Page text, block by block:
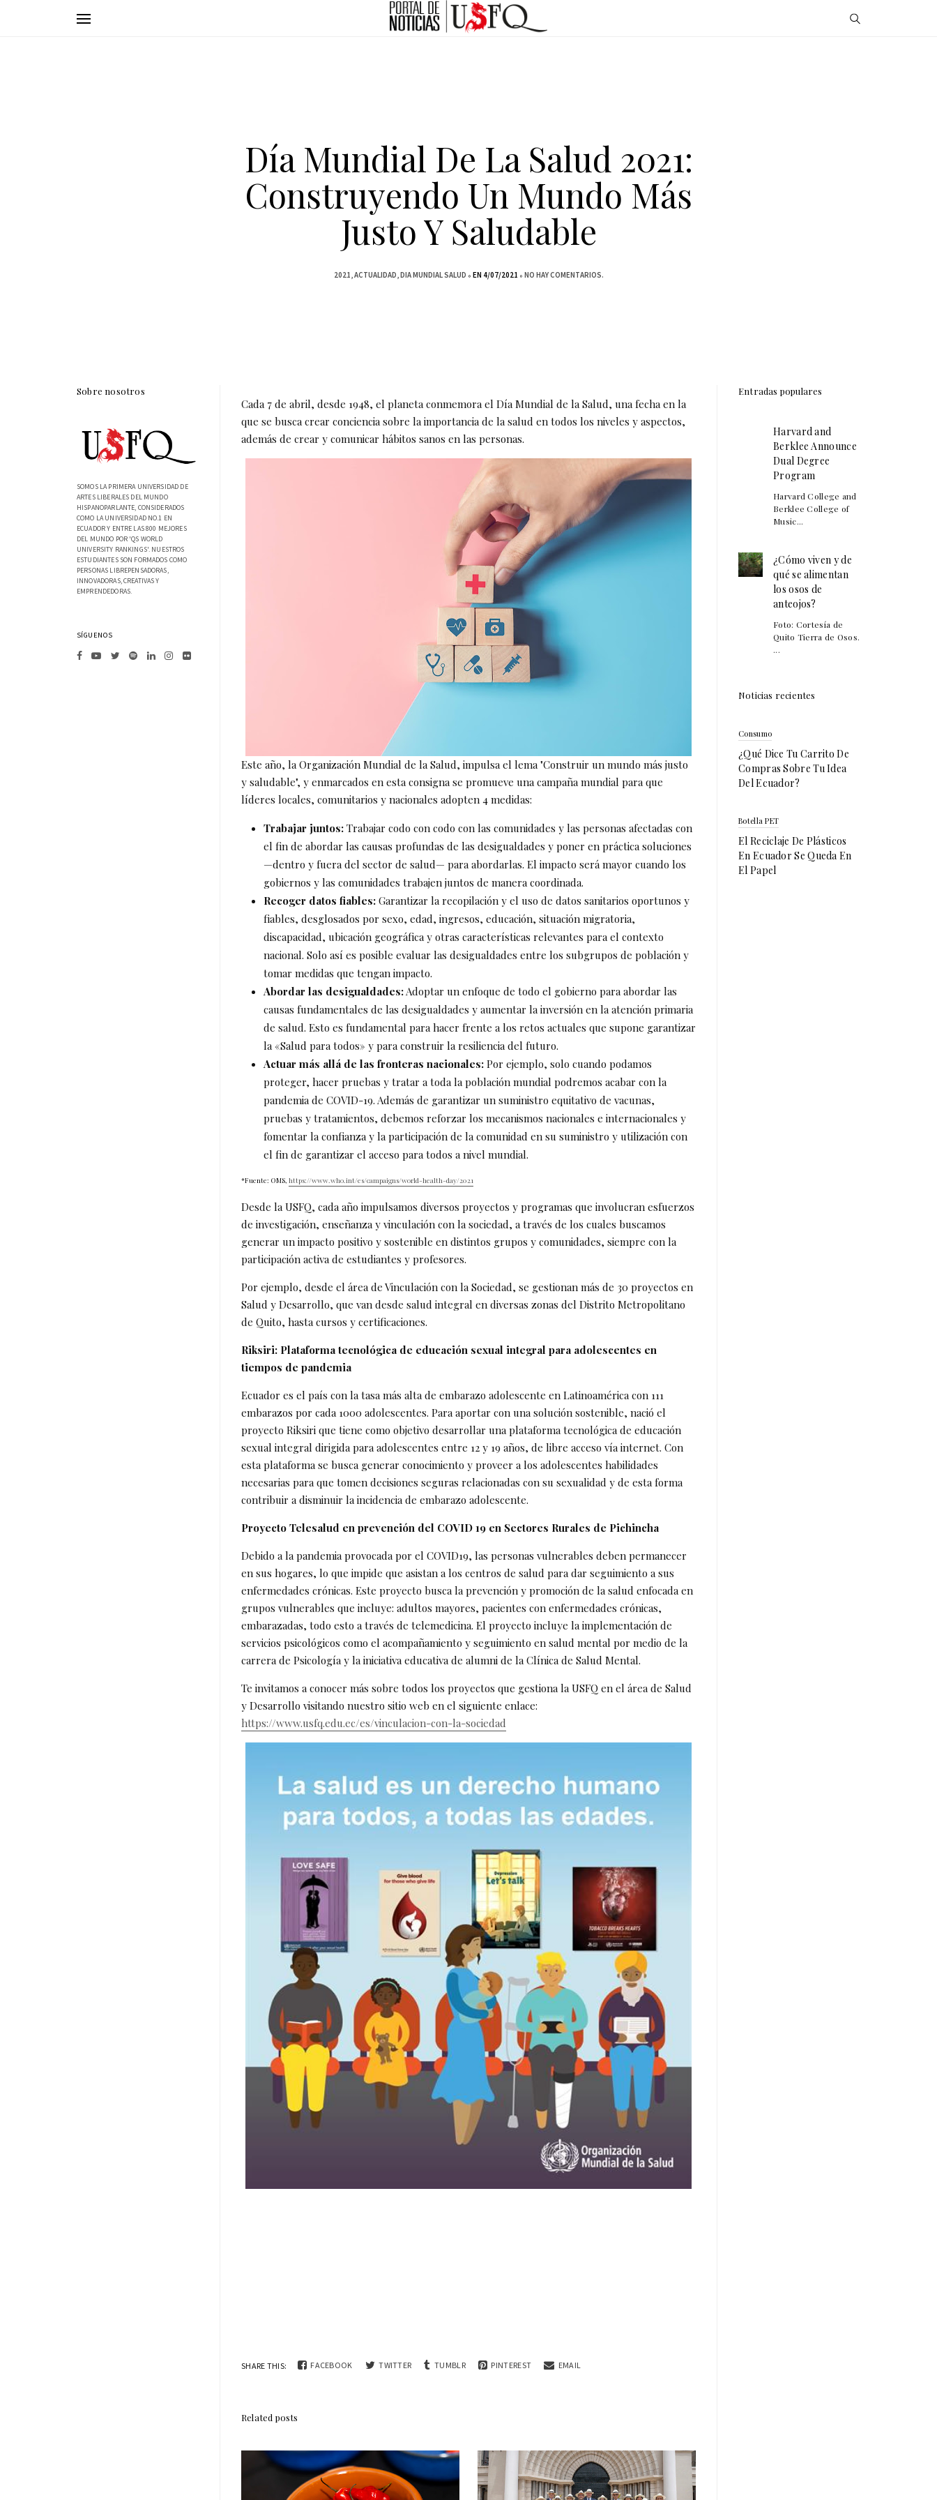
Día Mundial De La Salud 2021:
Construyendo Un Mundo Más
Justo Y Saludable
2021 ACTUALIDAD DIA MUNDIAL SALUD EN 4/07/2021 NO HAY COMENTARIOS.
Cada 7 de abril, desde 1948, el planeta conmemora el Día Mundial de la Salud, una fecha en la
que se busca crear conciencia sobre la importancia de la salud en todos los niveles y aspectos,
además de crear y comunicar hábitos sanos en las personas.
Este año, la Organización Mundial de la Salud, impulsa el lema "Construir un mundo más justo
y saludable", y enmarcados en esta consigna se promueve una campaña mundial para que
líderes locales, comunitarios y nacionales adopten 4 medidas:
Trabajar juntos: Trabajar codo con codo con las comunidades y las personas afectadas con
el fin de abordar las causas profundas de las desigualdades y poner en práctica soluciones
—dentro y fuera del sector de salud— para abordarlas. El impacto será mayor cuando los
gobiernos y las comunidades trabajen juntos de manera coordinada.
Recoger datos fiables: Garantizar la recopilación y el uso de datos sanitarios oportunos y
fiables, desglosados por sexo, edad, ingresos, educación, situación migratoria,
discapacidad, ubicación geográfica y otras características relevantes para el contexto
nacional. Solo así es posible evaluar las desigualdades entre los subgrupos de población y
tomar medidas que tengan impacto.
Abordar las desigualdades: Adoptar un enfoque de todo el gobierno para abordar las
causas fundamentales de las desigualdades y aumentar la inversión en la atención primaria
de salud. Esto es fundamental para hacer frente a los retos actuales que supone garantizar
la «Salud para todos» y para construir la resiliencia del futuro.
Actuar más allá de las fronteras nacionales: Por ejemplo, solo cuando podamos
proteger, hacer pruebas y tratar a toda la población mundial podremos acabar con la
pandemia de COVID-19. Además de garantizar un suministro equitativo de vacunas,
pruebas y tratamientos, debemos reforzar los mecanismos nacionales e internacionales y
fomentar la confianza y la participación de la comunidad en su suministro y utilización con
el fin de garantizar el acceso para todos a nivel mundial.
*Fuente: OMS, https://www.who.int/es/campaigns/world-health-day/2021
Desde la USFQ, cada año impulsamos diversos proyectos y programas que involucran esfuerzos
de investigación, enseñanza y vinculación con la sociedad, a través de los cuales buscamos
generar un impacto positivo y sostenible en distintos grupos y comunidades, siempre con la
participación activa de estudiantes y profesores.
Por ejemplo, desde el área de Vinculación con la Sociedad, se gestionan más de 30 proyectos en
Salud y Desarrollo, que van desde salud integral en diversas zonas del Distrito Metropolitano
de Quito, hasta cursos y certificaciones.
Riksiri: Plataforma tecnológica de educación sexual integral para adolescentes en
tiempos de pandemia
Ecuador es el país con la tasa más alta de embarazo adolescente en Latinoamérica con 111
embarazos por cada 1000 adolescentes. Para aportar con una solución sostenible, nació el
proyecto Riksiri que tiene como objetivo desarrollar una plataforma tecnológica de educación
sexual integral dirigida para adolescentes entre 12 y 19 años, de libre acceso vía internet. Con
esta plataforma se busca generar conocimiento y proveer a los adolescentes habilidades
necesarias para que tomen decisiones seguras relacionadas con su sexualidad y de esta forma
contribuir a disminuir la incidencia de embarazo adolescente.
Proyecto Telesalud en prevención del COVID 19 en Sectores Rurales de Pichincha
Debido a la pandemia provocada por el COVID19, las personas vulnerables deben permanecer
en sus hogares, lo que impide que asistan a los centros de salud para dar seguimiento a sus
enfermedades crónicas. Este proyecto busca la prevención y promoción de la salud enfocada en
grupos vulnerables que incluye: adultos mayores, pacientes con enfermedades crónicas,
embarazadas, todo esto a través de telemedicina. El proyecto incluye la implementación de
servicios psicológicos como el acompañamiento y seguimiento en salud mental por medio de la
carrera de Psicología y la iniciativa educativa de alumni de la Clínica de Salud Mental.
Te invitamos a conocer más sobre todos los proyectos que gestiona la USFQ en el área de Salud
y Desarrollo visitando nuestro sitio web en el siguiente enlace:
https://www.usfq.edu.ec/es/vinculacion-con-la-sociedad
SHARE THIS: FACEBOOK TWITTER TUMBLR PINTEREST EMAIL
Related posts
Sobre nosotros
SOMOS LA PRIMERA UNIVERSIDAD DE
ARTES LIBERALES DEL MUNDO
HISPANOPARLANTE, CONSIDERADOS
COMO LA UNIVERSIDAD NO.1 EN
ECUADOR Y ENTRE LAS 800 MEJORES
DEL MUNDO POR 'QS WORLD
UNIVERSITY RANKINGS'. NUESTROS
ESTUDIANTES SON FORMADOS COMO
PERSONAS LIBREPENSADORAS,
INNOVADORAS, CREATIVAS Y
EMPRENDEDORAS.
SÍGUENOS
Entradas populares
Harvard and
Berklee Announce
Dual Degree
Program
Harvard College and
Berklee College of
Music...
¿Cómo viven y de
qué se alimentan
los osos de
anteojos?
Foto: Cortesía de
Quito Tierra de Osos.
...
Noticias recientes
Consumo
¿Qué Dice Tu Carrito De
Compras Sobre Tu Idea
Del Ecuador?
Botella PET
El Reciclaje De Plásticos
En Ecuador Se Queda En
El Papel